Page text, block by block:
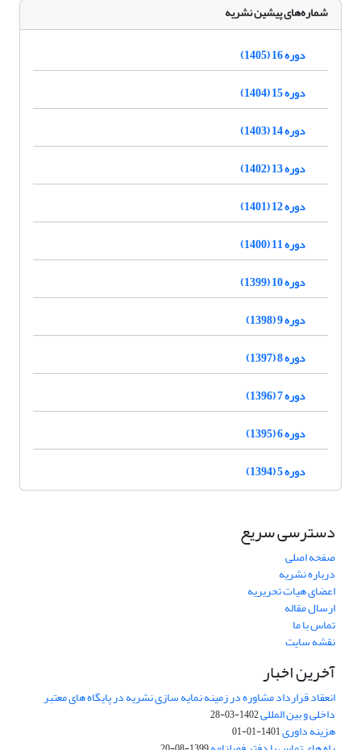
شماره‌های پیشین نشریه
دوره 16 (1405)
دوره 15 (1404)
دوره 14 (1403)
دوره 13 (1402)
دوره 12 (1401)
دوره 11 (1400)
دوره 10 (1399)
دوره 9 (1398)
دوره 8 (1397)
دوره 7 (1396)
دوره 6 (1395)
دوره 5 (1394)
دسترسی سریع
صفحه اصلی
درباره نشریه
اعضای هیات تحریریه
ارسال مقاله
تماس با ما
نقشه سایت
آخرین اخبار
انعقاد قرارداد مشاوره در زمینه نمایه سازی نشریه در پایگاه های معتبر
داخلی و بین المللی1402-03-28
هزینه داوری1401-01-01